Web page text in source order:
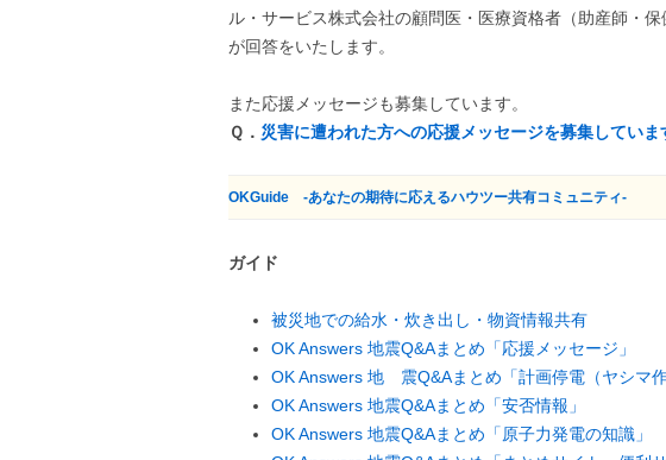
ル・サービス株式会社の顧問医・医療資格者（助産師・
が回答をいたします。
また応援メッセージも募集しています。
Ｑ． 災害に遭われた方への応援メッセージを募集していま
OKGuide -あなたの期待に応えるハウツー共有コミュニティ-
ガイド
被災地での給水・炊き出し・物資情報共有
OK Answers 地震Q&Aまとめ「応援メッセージ」
OK Answers 地 震Q&Aまとめ「計画停電（ヤシマ作
OK Answers 地震Q&Aまとめ「安否情報」
OK Answers 地震Q&Aまとめ「原子力発電の知識」